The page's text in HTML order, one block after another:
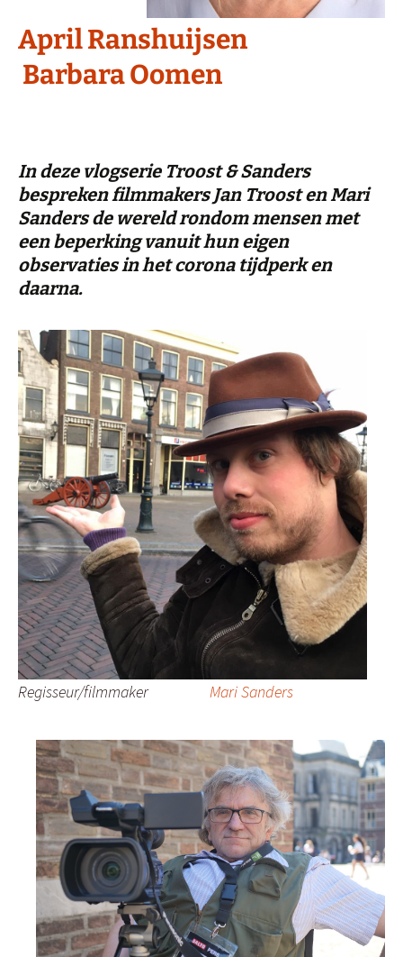
April Ranshuijsen
Barbara Oomen
In deze vlogserie Troost & Sanders
bespreken filmmakers Jan Troost en Mari
Sanders de wereld rondom mensen met
een beperking vanuit hun eigen
observaties in het corona tijdperk en
daarna.
Regisseur/filmmaker Mari Sanders